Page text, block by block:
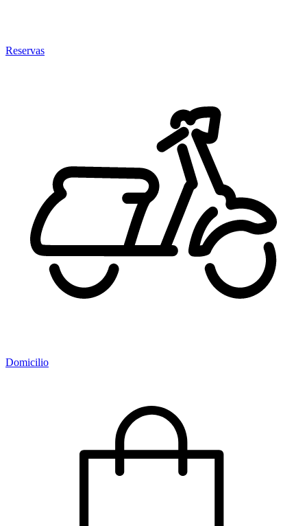
Reservas
Domicilio